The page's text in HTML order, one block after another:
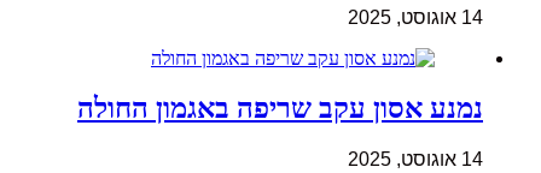
14 אוגוסט, 2025
נמנע אסון עקב שריפה באגמון החולה
14 אוגוסט, 2025